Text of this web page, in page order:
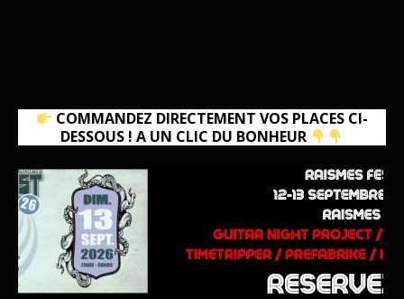
COMMANDEZ DIRECTEMENT VOS PLACES CI-
DESSOUS ! A UN CLIC DU BONHEUR